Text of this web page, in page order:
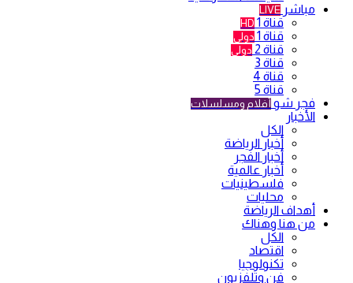
مباشر LIVE
قناة 1 HD
قناة 1 دولي
قناة 2 دولي
قناة 3
قناة 4
قناة 5
فجر شو أفلام ومسلسلات
الأخبار
الكل
أخبار الرياضة
أخبار الفجر
أخبار عالمية
فلسطينيات
محليات
أهداف الرياضة
من هنا وهناك
الكل
اقتصاد
تكنولوجيا
فن وتلفزيون